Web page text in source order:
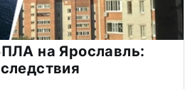
на Ярославль: